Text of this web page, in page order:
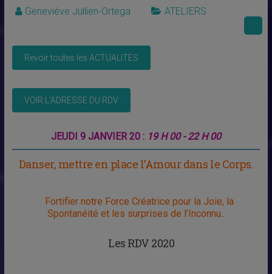
Geneviève Jullien-Ortega ATELIERS
JEUDI 9 JANVIER 20 : 19 H 00 - 22 H 00
Danser, mettre en place l’Amour dans le Corps.
Fortifier notre Force Créatrice pour la Joie, la
Spontanéité et les surprises de l’Inconnu..
Les RDV 2020